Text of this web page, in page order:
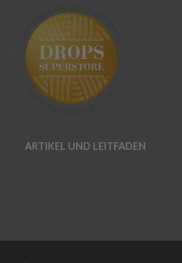
ARTIKEL UND LEITFADEN